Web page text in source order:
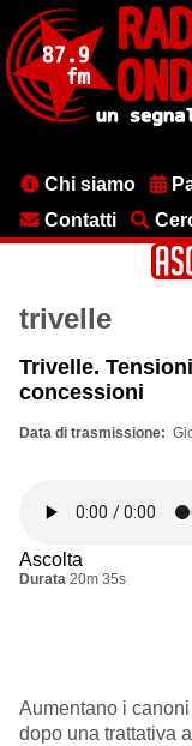
contenuto
principale
MenuChi siamo
Contatti
trivelle
Trivelle.
concessioni
Data di trasmissione
Ascolta
Durata 20m 35s
Aumentano i
dopo una trattativa